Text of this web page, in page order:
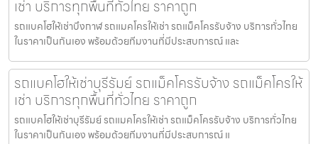
เช่า บริการทุกพื้นที่ทั่วไทย ราคาถูก
รถแบคโฮให้เช่าบึงกาฬ รถแมคโครให้เช่า รถแม็คโครรับจ้าง บริการทั่วไทย
ในราคาเป็นกันเอง พร้อมด้วยทีมงานที่มีประสบการณ์ และ
รถแบคโฮให้เช่าบุรีรัมย์ รถแม็คโครรับจ้าง รถแม็คโครให้
เช่า บริการทุกพื้นที่ทั่วไทย ราคาถูก
รถแบคโฮให้เช่าบุรีรัมย์ รถแมคโครให้เช่า รถแม็คโครรับจ้าง บริการทั่วไทย
ในราคาเป็นกันเอง พร้อมด้วยทีมงานที่มีประสบการณ์ แ